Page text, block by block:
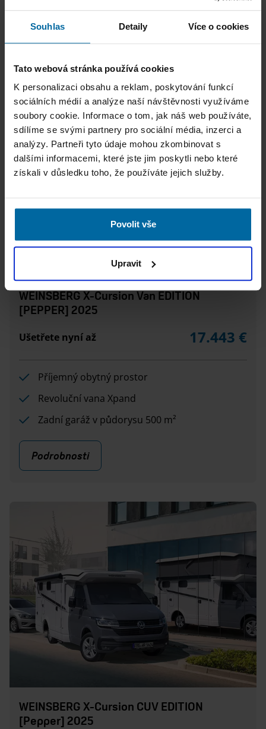
Souhlas Detaily Více o cookies
Tato webová stránka používá cookies
K personalizaci obsahu a reklam, poskytování funkcí
sociálních médií a analýze naší návštěvnosti využíváme
soubory cookie. Informace o tom, jak náš web používáte,
sdílíme se svými partnery pro sociální média, inzerci a
analýzy. Partneři tyto údaje mohou zkombinovat s
dalšími informacemi, které jste jim poskytli nebo které
získali v důsledku toho, že používáte jejich služby.
Povolit vše
Upravit
Výborná jízdní dynamika
Podrobnosti
WEINSBERG X-Cursion Van EDITION
[PEPPER] 2025
Ušetřete nyní až 17.443 €
Příjemný obytný prostor
Revoluční vana Xpand
Zadní garáž v půdorysu 500 m²
Podrobnosti
WEINSBERG X-Cursion CUV EDITION
[Pepper] 2025